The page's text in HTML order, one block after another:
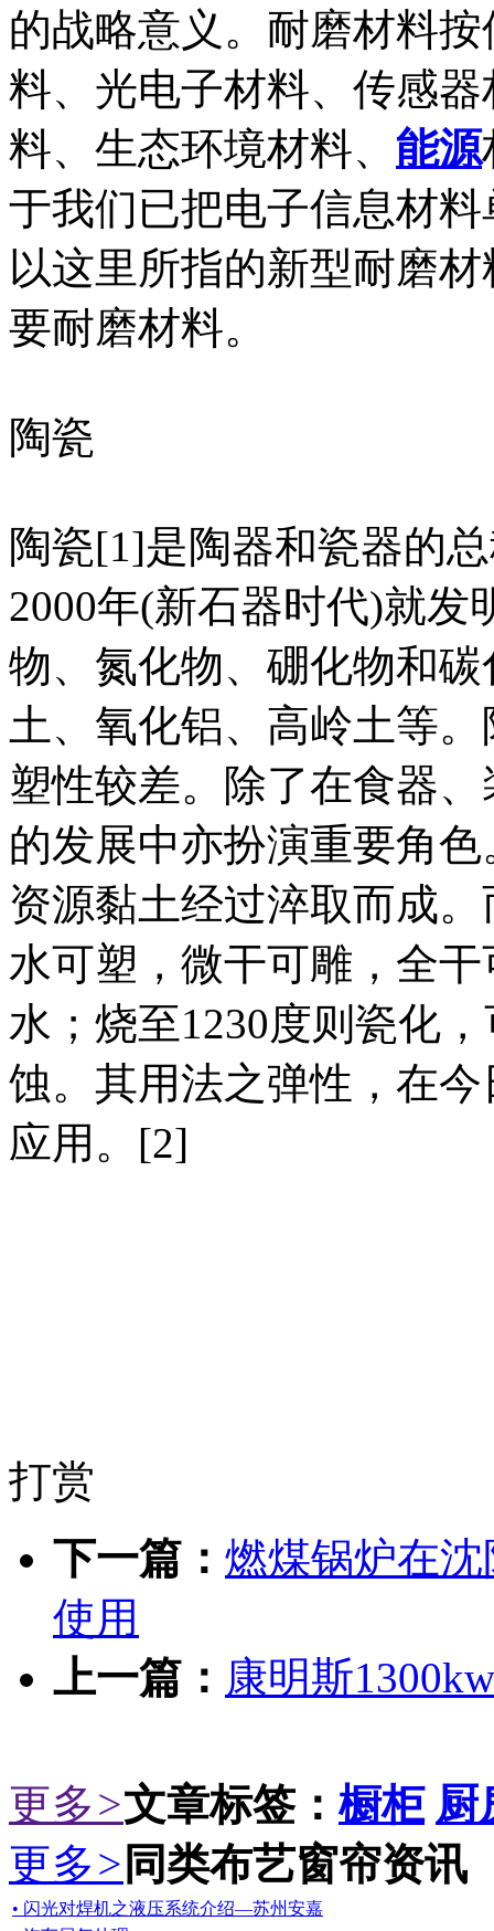
的战略意义。耐磨材料
料、光电子材料、传感
料、生态环境材料、 能源
于我们已把电子信息材
以这里所指的新型耐磨
要耐磨材料。
陶瓷
陶瓷[1]是陶器和瓷器的
2000年(新石器时代)就
物、氮化物、硼化物和
土、氧化铝、高岭土等
塑性较差。除了在食器
的发展中亦扮演重要角
资源黏土经过淬取而成
水可塑，微干可雕，全
水；烧至1230度则瓷化
蚀。其用法之弹性，在
应用。[2]
打赏
下一篇： 燃煤锅炉在
使用
上一篇： 康明斯
更多>文章标签： 橱柜 厨
更多> 同类布艺窗帘资讯
• 闪光对焊机之液压系统介绍—苏州安嘉